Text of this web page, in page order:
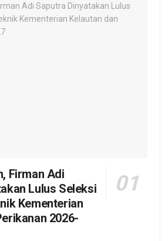
Firman Adi
Lulus Seleksi
Kementerian
2026-